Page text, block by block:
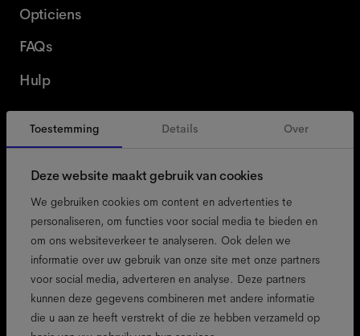
Toestemming Details Over
Deze website maakt gebruik van cookies
We gebruiken cookies om content en advertenties te
personaliseren, om functies voor social media te bieden en
om ons websiteverkeer te analyseren. Ook delen we
informatie over uw gebruik van onze site met onze partners
voor social media, adverteren en analyse. Deze partners
kunnen deze gegevens combineren met andere informatie
die u aan ze heeft verstrekt of die ze hebben verzameld op
Opticiens
FAQs
Hulp
België Dutch
toegankelijkheid
cookiebeleid
colofon
privacybeleid